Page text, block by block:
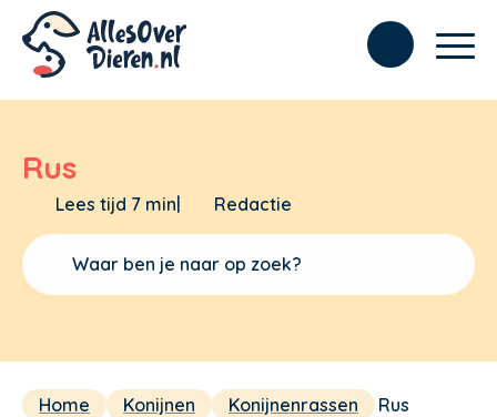
Rus
Lees tijd 7 min| Redactie
Home Konijnen Konijnenrassen Rus